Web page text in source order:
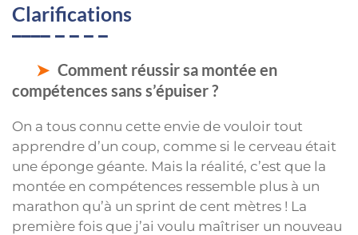
Clarifications
Comment réussir sa montée en
compétences sans s’épuiser ?
On a tous connu cette envie de vouloir tout
apprendre d’un coup, comme si le cerveau était
une éponge géante. Mais la réalité, c’est que la
montée en compétences ressemble plus à un
marathon qu’à un sprint de cent mètres ! La
première fois que j’ai voulu maîtriser un nouveau